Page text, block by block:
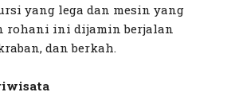
yang lega dan mesin yang
rohani ini dijamin berjalan
dan berkah.